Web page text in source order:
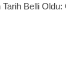
Belli